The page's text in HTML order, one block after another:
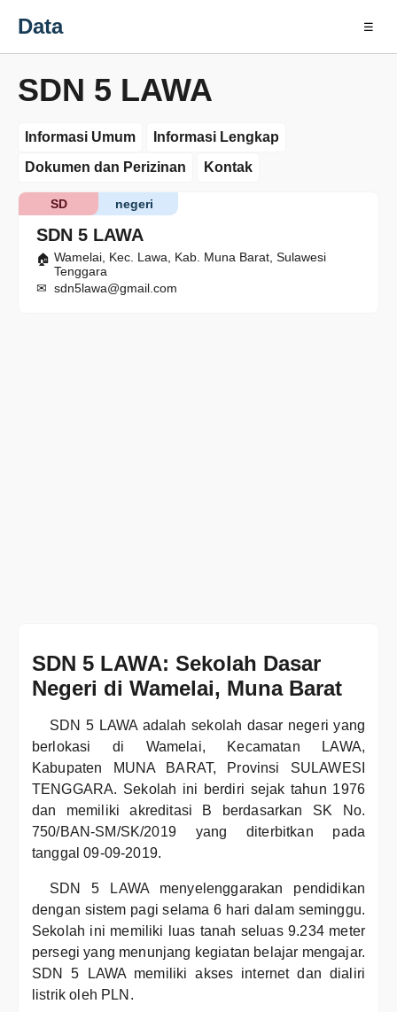
Data ☰
SDN 5 LAWA
Informasi Umum
Informasi Lengkap
Dokumen dan Perizinan
Kontak
SDN 5 LAWA
negeri
SD
Wamelai, Kec. Lawa, Kab. Muna Barat, Sulawesi
Tenggara
sdn5lawa@gmail.com
SDN 5 LAWA: Sekolah Dasar
Negeri di Wamelai, Muna Barat
SDN 5 LAWA adalah sekolah dasar negeri yang
berlokasi di Wamelai, Kecamatan LAWA,
Kabupaten MUNA BARAT, Provinsi SULAWESI
TENGGARA. Sekolah ini berdiri sejak tahun 1976
dan memiliki akreditasi B berdasarkan SK No.
750/BAN-SM/SK/2019 yang diterbitkan pada
tanggal 09-09-2019.
SDN 5 LAWA menyelenggarakan pendidikan
dengan sistem pagi selama 6 hari dalam seminggu.
Sekolah ini memiliki luas tanah seluas 9.234 meter
persegi yang menunjang kegiatan belajar mengajar.
SDN 5 LAWA memiliki akses internet dan dialiri
listrik oleh PLN.